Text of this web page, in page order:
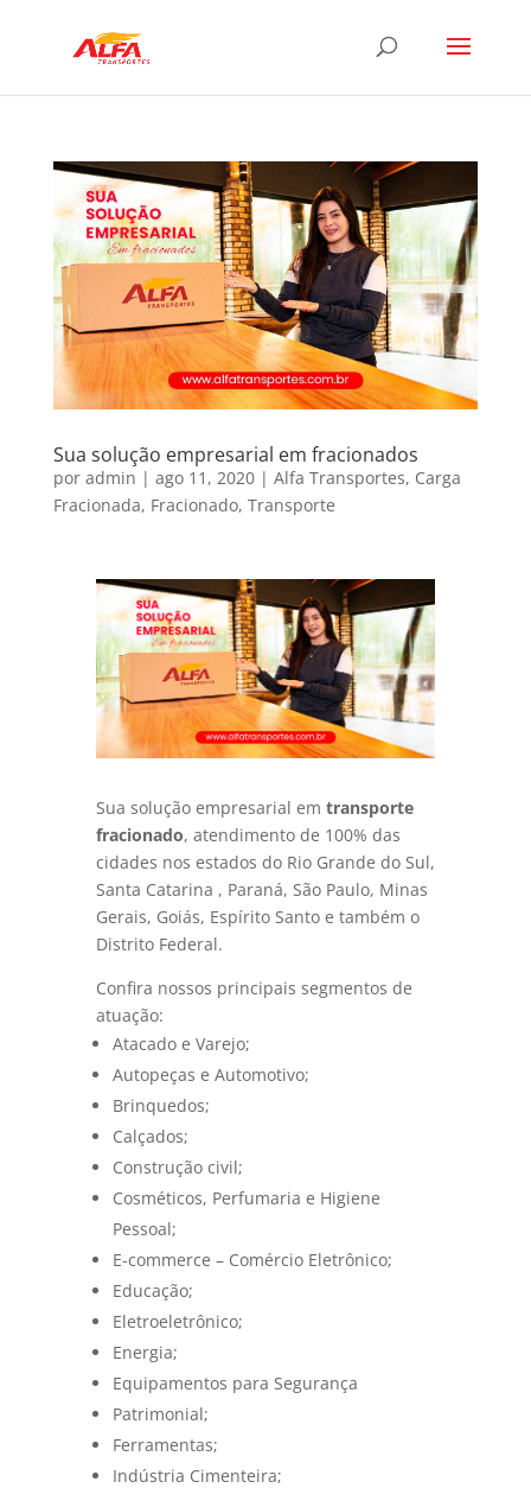
Sua solução empresarial em fracionados
por admin | ago 11, 2020| Alfa Transportes, Carga
Fracionada, Fracionado, Transporte
Sua solução empresarial em transporte
fracionado, atendimento de 100% das
cidades nos estados do Rio Grande do Sul,
Santa Catarina , Paraná, São Paulo, Minas
Gerais, Goiás, Espírito Santo e também o
Distrito Federal.
Confira nossos principais segmentos de
atuação:
Atacado e Varejo;
Autopeças e Automotivo;
Brinquedos;
Calçados;
Construção civil;
Cosméticos, Perfumaria e Higiene
Pessoal;
E-commerce – Comércio Eletrônico;
Educação;
Eletroeletrônico;
Energia;
Equipamentos para Segurança
Patrimonial;
Ferramentas;
Indústria Cimenteira;